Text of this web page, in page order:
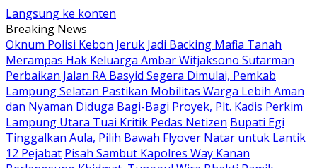
Langsung ke konten
Breaking News
Oknum Polisi Kebon Jeruk Jadi Backing Mafia Tanah
Merampas Hak Keluarga Ambar Witjaksono Sutarman
Perbaikan Jalan RA Basyid Segera Dimulai, Pemkab
Lampung Selatan Pastikan Mobilitas Warga Lebih Aman
dan Nyaman Diduga Bagi-Bagi Proyek, Plt. Kadis Perkim
Lampung Utara Tuai Kritik Pedas Netizen Bupati Egi
Tinggalkan Aula, Pilih Bawah Flyover Natar untuk Lantik
12 Pejabat Pisah Sambut Kapolres Way Kanan